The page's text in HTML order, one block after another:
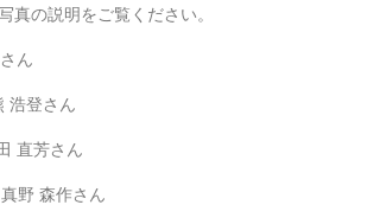
の説明をご覧ください。
ん
登さん
芳さん
森作さん